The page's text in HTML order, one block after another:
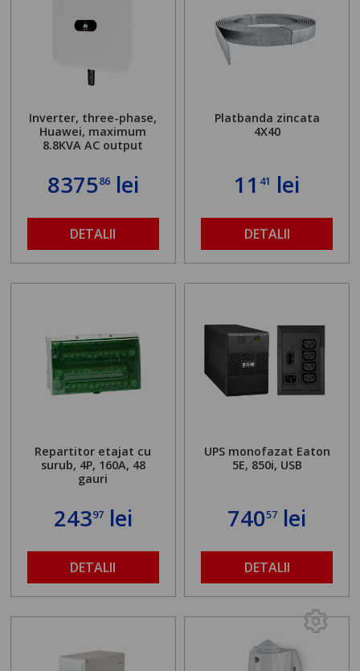
Inverter, three-phase,
Huawei, maximum
8.8KVA AC output
837586lei
DETALII
Platbanda zincata
4X40
11 41 lei
DETALII
Repartitor etajat cu
surub, 4P, 160A, 48
gauri
24397lei
DETALII
UPS monofazat Eaton
5E, 850i, USB
74057 lei
DETALII